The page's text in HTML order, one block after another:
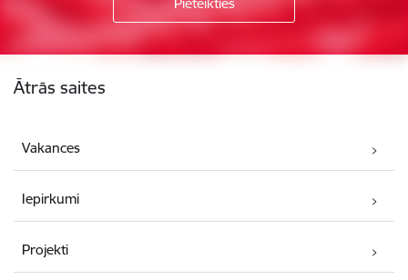
Ātrās saites
Vakances
Iepirkumi
Projekti